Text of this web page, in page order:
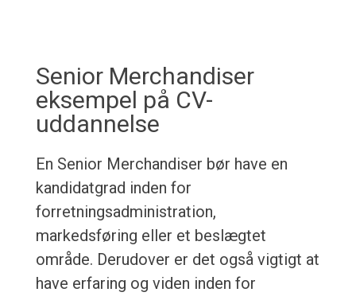
Senior Merchandiser
eksempel på CV-
uddannelse
En Senior Merchandiser bør have en
kandidatgrad inden for
forretningsadministration,
markedsføring eller et beslægtet
område. Derudover er det også vigtigt at
have erfaring og viden inden for